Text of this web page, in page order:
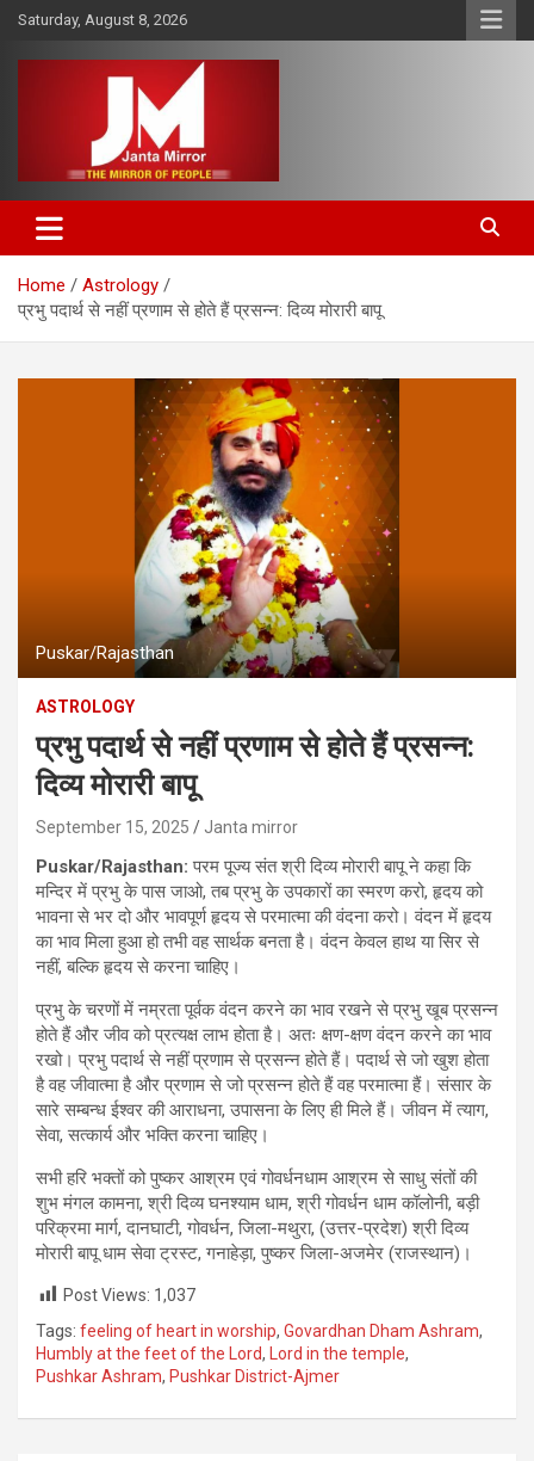
Skip
content
Saturday, August 8, 2026
Janta Mirror
Home
Astrology
प्रभु पदार्थ से नहीं प्रणाम से होते हैं प्रसन्न: दिव्य मोरारी बापू
Puskar/Rajasthan
ASTROLOGY
प्रभु पदार्थ से नहीं प्रणाम से होते हैं प्रसन्न:
दिव्य मोरारी बापू
September 15, 2025 Janta mirror
Puskar/Rajasthan: परम पूज्य संत श्री दिव्य मोरारी बापू ने कहा कि
मन्दिर में प्रभु के पास जाओ, तब प्रभु के उपकारों का स्मरण करो, हृदय को
भावना से भर दो और भावपूर्ण हृदय से परमात्मा की वंदना करो। वंदन में हृदय
का भाव मिला हुआ हो तभी वह सार्थक बनता है। वंदन केवल हाथ या सिर से
नहीं, बल्कि हृदय से करना चाहिए।
प्रभु के चरणों में नम्रता पूर्वक वंदन करने का भाव रखने से प्रभु खूब प्रसन्न
होते हैं और जीव को प्रत्यक्ष लाभ होता है। अतः क्षण-क्षण वंदन करने का भाव
रखो। प्रभु पदार्थ से नहीं प्रणाम से प्रसन्न होते हैं। पदार्थ से जो खुश होता
है वह जीवात्मा है और प्रणाम से जो प्रसन्न होते हैं वह परमात्मा हैं। संसार के
सारे सम्बन्ध ईश्वर की आराधना, उपासना के लिए ही मिले हैं। जीवन में त्याग,
सेवा, सत्कार्य और भक्ति करना चाहिए।
सभी हरि भक्तों को पुष्कर आश्रम एवं गोवर्धनधाम आश्रम से साधु संतों की
शुभ मंगल कामना, श्री दिव्य घनश्याम धाम, श्री गोवर्धन धाम कॉलोनी, बड़ी
परिक्रमा मार्ग, दानघाटी, गोवर्धन, जिला-मथुरा, (उत्तर-प्रदेश) श्री दिव्य
मोरारी बापू धाम सेवा ट्रस्ट, गनाहेड़ा, पुष्कर जिला-अजमेर (राजस्थान)।
Post Views: 1,037
Tags: feeling of heart in worship, Govardhan Dham Ashram,
Humbly at the feet of the Lord, Lord in the temple,
Pushkar Ashram, Pushkar District-Ajmer